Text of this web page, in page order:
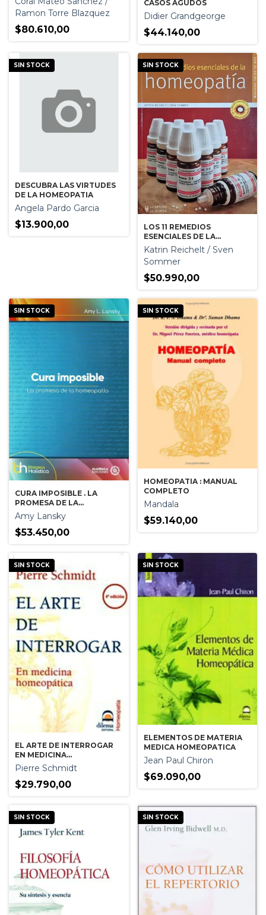
Ramon Torre Blazquez
$80.610,00
CASOS AGUDOS
Didier Grandgeorge
$44.140,00
SIN STOCK
DESCUBRA LAS VIRTUDES
DE LA HOMEOPATIA
Angela Pardo Garcia
$13.900,00
SIN STOCK
LOS 11 REMEDIOS
ESENCIALES DE LA
HOMEOPATIA
Katrin Reichelt / Sven
Sommer
$50.990,00
SIN STOCK
CURA IMPOSIBLE . LA
PROMESA DE LA
HOMEOPATIA
Amy Lansky
$53.450,00
SIN STOCK
HOMEOPATIA : MANUAL
COMPLETO
Mandala
$59.140,00
SIN STOCK
EL ARTE DE INTERROGAR
EN MEDICINA
HOMEOPATICA
Pierre Schmidt
$29.790,00
SIN STOCK
ELEMENTOS DE MATERIA
MEDICA HOMEOPATICA
Jean Paul Chiron
$69.090,00
SIN STOCK SIN STOCK